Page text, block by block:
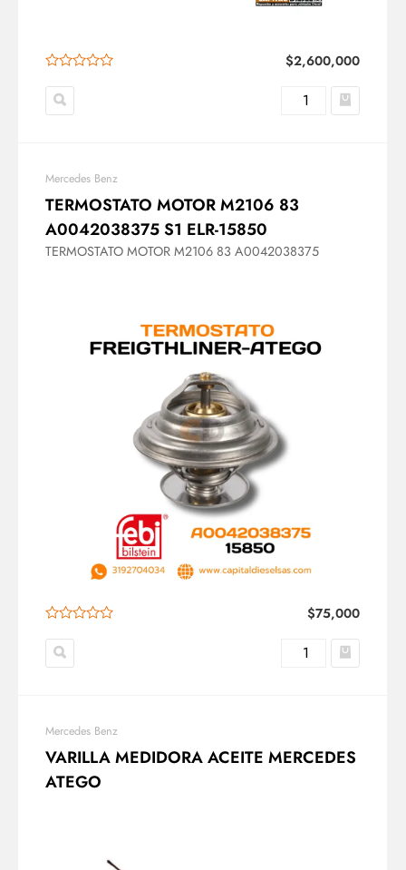
$2,600,000
Mercedes Benz
TERMOSTATO MOTOR M2106 83
A0042038375 S1 ELR-15850
TERMOSTATO MOTOR M2106 83 A0042038375
$75,000
Mercedes Benz
VARILLA MEDIDORA ACEITE MERCEDES
ATEGO